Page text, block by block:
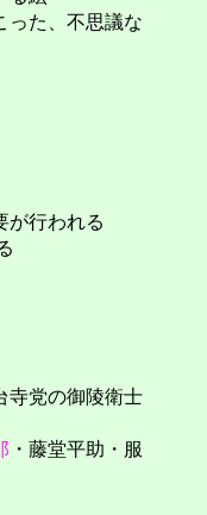
た、不思議な
が行われる
寺党の御陵衛士
・藤堂平助・服